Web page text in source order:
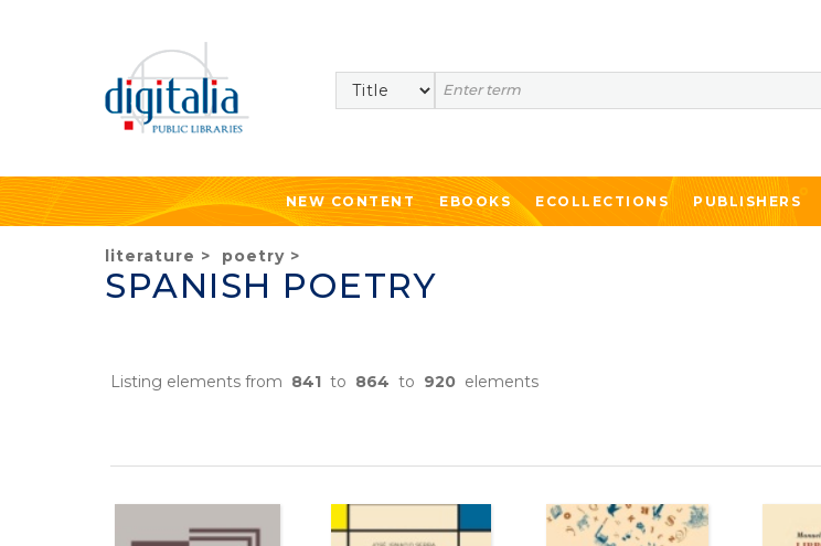
Search
NEW CONTENT EBOOKS ECOLLECTIONS PUBLISHERS
literature > poetry >
SPANISH POETRY
Listing elements from 841 to 864 to 920 elements